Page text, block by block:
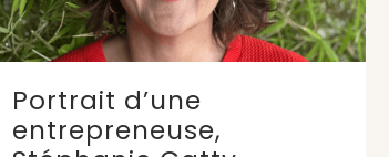
Portrait d’une
entrepreneuse,